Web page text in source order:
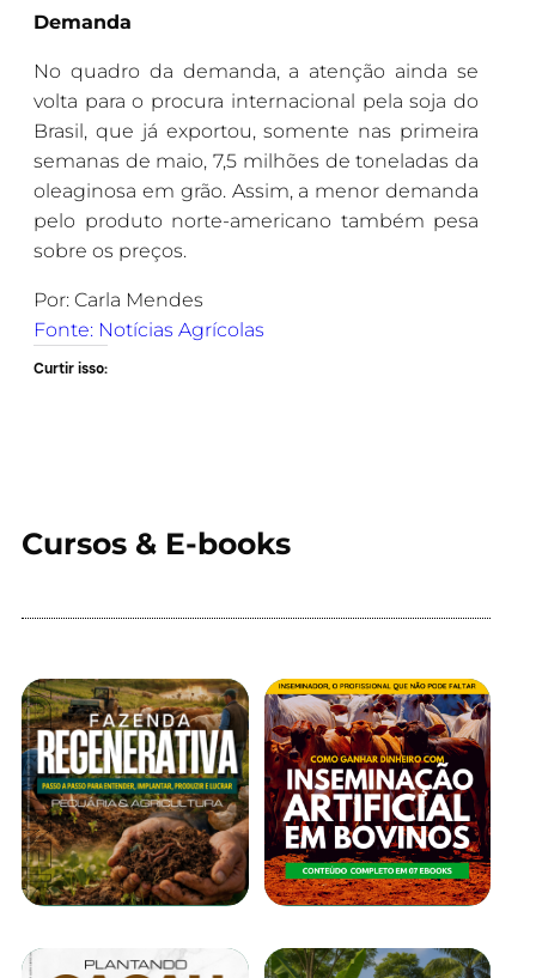
Demanda
No quadro da demanda, a atenção ainda se
volta para o procura internacional pela soja do
Brasil, que já exportou, somente nas primeira
semanas de maio, 7,5 milhões de toneladas da
oleaginosa em grão. Assim, a menor demanda
pelo produto norte-americano também pesa
sobre os preços.
Por: Carla Mendes
Fonte: Notícias Agrícolas
Curtir isso:
Cursos & E-books